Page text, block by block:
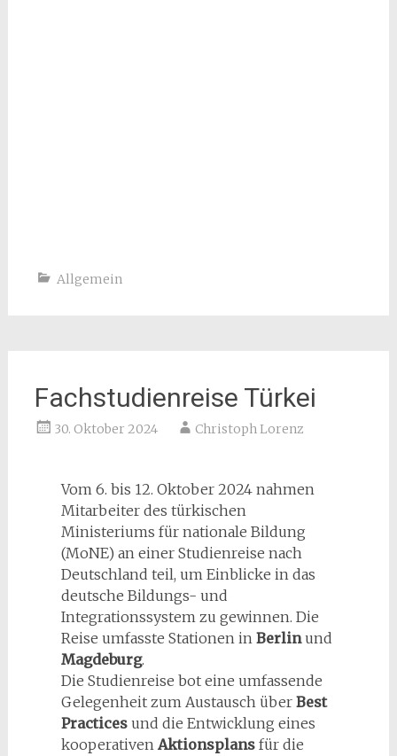
Allgemein
Fachstudienreise Türkei
30. Oktober 2024 Christoph Lorenz
Vom 6. bis 12. Oktober 2024 nahmen
Mitarbeiter des türkischen
Ministeriums für nationale Bildung
(MoNE) an einer Studienreise nach
Deutschland teil, um Einblicke in das
deutsche Bildungs- und
Integrationssystem zu gewinnen. Die
Reise umfasste Stationen in Berlinund
Magdeburg.
Die Studienreise bot eine umfassende
Gelegenheit zum Austausch über Best
Practicesund die Entwicklung eines
kooperativen Aktionsplansfür die